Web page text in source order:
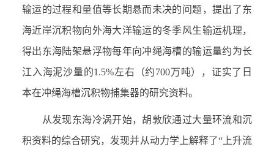
输运的过程和量值等长期悬而未决的问题，提出了东
海近岸沉积物向外海大洋输运的冬季风生输运机理，
得出东海陆架悬浮物每年向冲绳海槽的输运量约为长
江入海泥沙量的1.5%左右（约700万吨），证实了日
本在冲绳海槽沉积物捕集器的研究资料。
从发现东海冷涡开始，胡敦欣通过大量环流和沉
积资料的综合研究，发现并从动力学上解释了“上升流